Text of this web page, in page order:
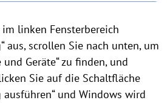
im linken Fensterbereich
aus, scrollen Sie nach unten, um
Geräte“ zu finden, und
Sie auf die Schaltfläche
ausführen“ und Windows wird